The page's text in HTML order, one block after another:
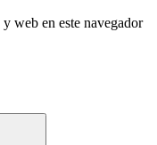
web en este navegador